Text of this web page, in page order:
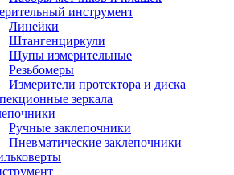
инструмент
Линейки
Штангенциркули
Щупы измерительные
Резьбомеры
Измерители протектора и диска
зеркала
Ручные заклепочники
Пневматические заклепочники